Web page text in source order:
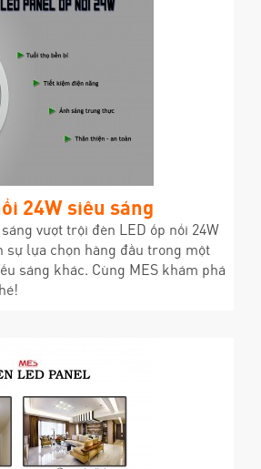
24W siêu sáng
vượt trội đèn LED ốp nổi 24W
sự lựa chọn hàng đầu trong một
sáng khác. Cùng MES khám phá